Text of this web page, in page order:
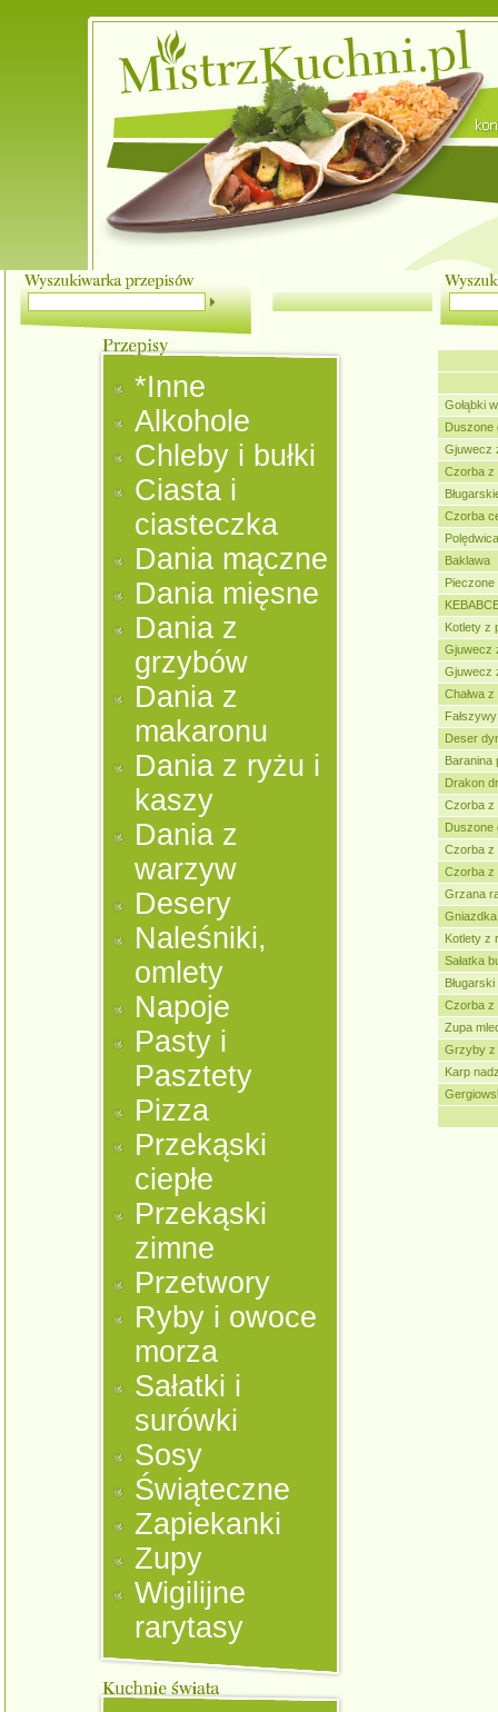
*Inne
Alkohole
Chleby i bułki
Ciasta i
ciasteczka
Dania mączne
Dania mięsne
Dania z
grzybów
Dania z
makaronu
Dania z ryżu i
kaszy
Dania z
warzyw
Desery
Naleśniki,
omlety
Napoje
Pasty i
Pasztety
Pizza
Przekąski
ciepłe
Przekąski
zimne
Przetwory
Ryby i owoce
morza
Sałatki i
surówki
Sosy
Świąteczne
Zapiekanki
Zupy
Wigilijne
rarytasy
Gołąbki
Duszone
Gjuwecz
Czorba z
Czorba
Baklawa
Kotlety z
Gjuwecz
Gjuwecz
Chałwa
Deser
Baranina
Drakon
Czorba z
Duszone
Czorba z
Czorba z
Grzana
Kotlety z
Sałatka
Czorba z
Zupa
Grzyby z
Karp